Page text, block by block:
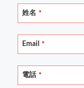
Your
Website
姓名 *
Email *
電話 *